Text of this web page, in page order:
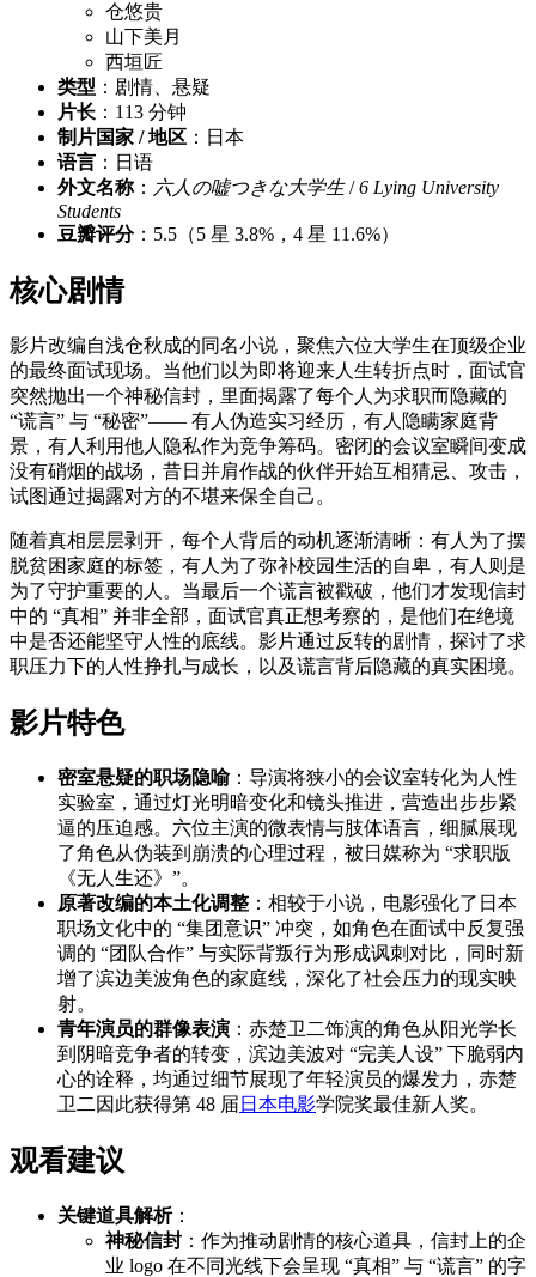
仓悠贵
山下美月
西垣匠
类型 ：剧情、悬疑
片长 ：113 分钟
制片国家 / 地区 ：日本
语言 ：日语
外文名称： 六人の嘘つきな大学生/6 Lying University
Students
豆瓣评分：5.5（5 星 3.8%，4 星 11.6%）
核心剧情
影片改编自浅仓秋成的同名小说，聚焦六位大学生在顶级企业
的最终面试现场。当他们以为即将迎来人生转折点时，面试官
突然抛出一个神秘信封，里面揭露了每个人为求职而隐藏的
“谎言” 与 “秘密”—— 有人伪造实习经历，有人隐瞒家庭背
景，有人利用他人隐私作为竞争筹码。密闭的会议室瞬间变成
没有硝烟的战场，昔日并肩作战的伙伴开始互相猜忌、攻击，
试图通过揭露对方的不堪来保全自己。
随着真相层层剥开，每个人背后的动机逐渐清晰：有人为了摆
脱贫困家庭的标签，有人为了弥补校园生活的自卑，有人则是
为了守护重要的人。当最后一个谎言被戳破，他们才发现信封
中的 “真相” 并非全部，面试官真正想考察的，是他们在绝境
中是否还能坚守人性的底线。影片通过反转的剧情，探讨了求
职压力下的人性挣扎与成长，以及谎言背后隐藏的真实困境。
影片特色
密室悬疑的职场隐喻：导演将狭小的会议室转化为人性
实验室，通过灯光明暗变化和镜头推进，营造出步步紧
逼的压迫感。六位主演的微表情与肢体语言，细腻展现
了角色从伪装到崩溃的心理过程，被日媒称为 “求职版
《无人生还》”。
原著改编的本土化调整 ：相较于小说，电影强化了日本
职场文化中的 “集团意识” 冲突，如角色在面试中反复强
调的 “团队合作” 与实际背叛行为形成讽刺对比，同时新
增了滨边美波角色的家庭线，深化了社会压力的现实映
射。
青年演员的群像表演 ：赤楚卫二饰演的角色从阳光学长
到阴暗竞争者的转变，滨边美波对 “完美人设” 下脆弱内
心的诠释，均通过细节展现了年轻演员的爆发力，赤楚
卫二因此获得第 48 届 日本电影学院奖最佳新人奖。
观看建议
关键道具解析：
神秘信封 ：作为推动剧情的核心道具，信封上的企
业 logo 在不同光线下会呈现 “真相” 与 “谎言” 的字